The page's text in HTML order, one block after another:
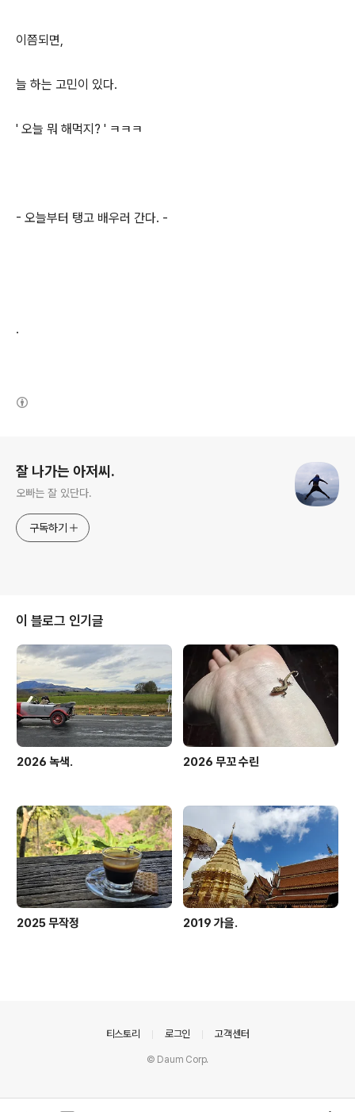
이쯤되면,
늘 하는 고민이 있다.
' 오늘 뭐 해먹지? ' ㅋㅋㅋ
- 오늘부터 탱고 배우러 간다. -
.
잘 나가는 아저씨.
오빠는 잘 있단다.
구독하기
이 블로그 인기글
2026 녹색. 2026 무꼬 수린
2025 무작정 2019 가을.
티스토리 로그인 고객센터
© Daum Corp.